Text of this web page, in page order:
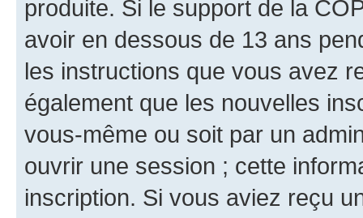
produite. Si le support de la
avoir en dessous de 13 ans
les instructions que vous avez
également que les nouvelles
vous-même ou soit par un
ouvrir une session ; cette
inscription. Si vous aviez reçu